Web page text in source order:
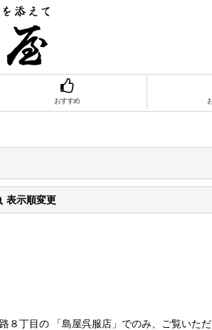
おすすめ
表示順変更
丁目の 「島屋呉服店」でのみ、ご覧いた